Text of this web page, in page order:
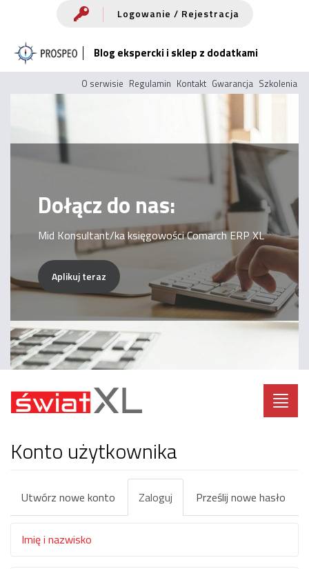
treści
Logowanie / Rejestracja
Blog ekspercki i sklep z dodatkami
O serwisie Regulamin Kontakt Gwarancja Szkolenia
Dołącz do nas:
Mid Konsultant/ka księgowości Comarch ERP XL
Aplikuj teraz
Konto użytkownika
Zakładki
podstawowe
Utwórz nowe konto Zaloguj (aktywna
karta)
Prześlij nowe hasło